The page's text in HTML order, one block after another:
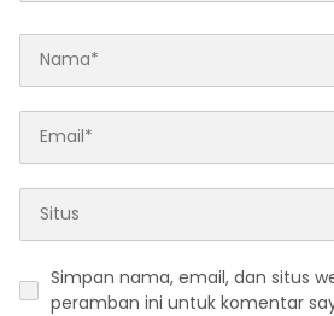
Simpan nama, email, dan situs
peramban ini untuk komentar